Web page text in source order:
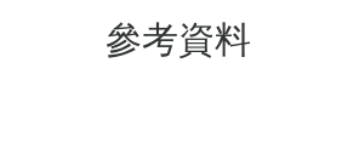
參考資料